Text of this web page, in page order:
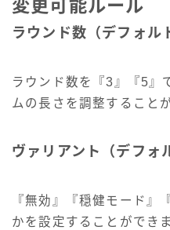
変更可能ルール
ラウンド数（デフォル
ラウンド数を『3』『5』
ムの長さを調整すること
ヴァリアント（デフォ
『無効』『穏健モード』
かを設定することができま